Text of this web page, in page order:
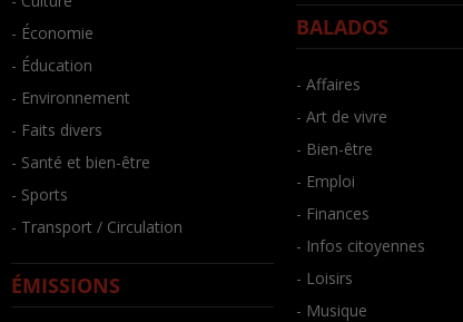
- Économie
- Éducation
- Environnement
- Faits divers
- Santé et bien-être
- Sports
- Transport / Circulation
ÉMISSIONS
BALADOS
- Affaires
- Art de vivre
- Bien-être
- Emploi
- Finances
- Infos citoyennes
- Loisirs
- Musique